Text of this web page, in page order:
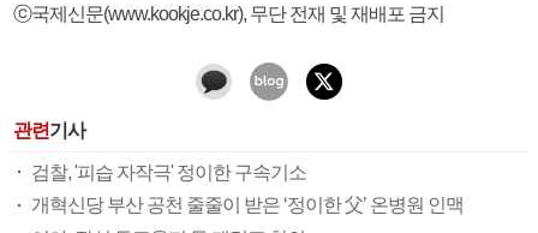
ⓒ국제신문(www.kookje.co.kr), 무단 전재 및 재배포 금지
관련기사
검찰, '피습 자작극' 정이한 구속기소
개혁신당 부산 공천 줄줄이 받은 ‘정이한 父’ 온병원 인맥